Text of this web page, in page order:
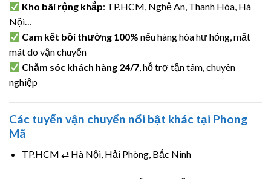
Kho bãi rộng khắp: TP.HCM, Nghệ An, Thanh Hóa, Hà
Nội…
Cam kết bồi thường 100% nếu hàng hóa hư hỏng, mất
mát do vận chuyển
Chăm sóc khách hàng 24/7, hỗ trợ tận tâm, chuyên
nghiệp
Các tuyến vận chuyển nổi bật khác tại Phong
Mã
TP.HCM ⇄ Hà Nội, Hải Phòng, Bắc Ninh